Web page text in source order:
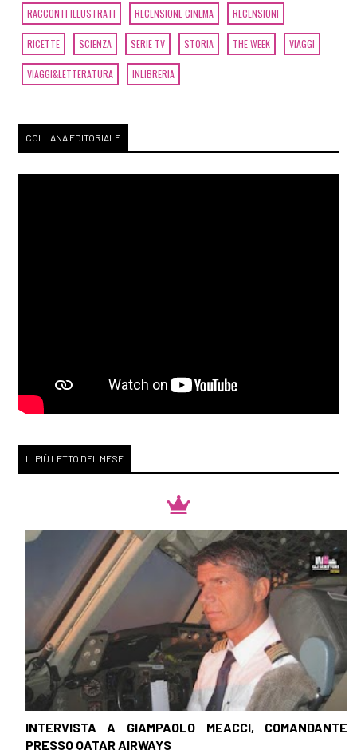
RACCONTI ILLUSTRATI RECENSIONE CINEMA RECENSIONI
RICETTE SCIENZA SERIE TV STORIA THE WEEK VIAGGI
VIAGGI&LETTERATURA INLIBRERIA
COLLANA EDITORIALE
IL PIÙ LETTO DEL MESE
INTERVISTA A GIAMPAOLO MEACCI, COMANDANTE
PRESSO QATAR AIRWAYS